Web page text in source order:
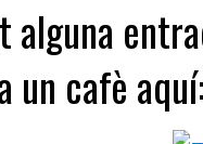
alguna
un cafè